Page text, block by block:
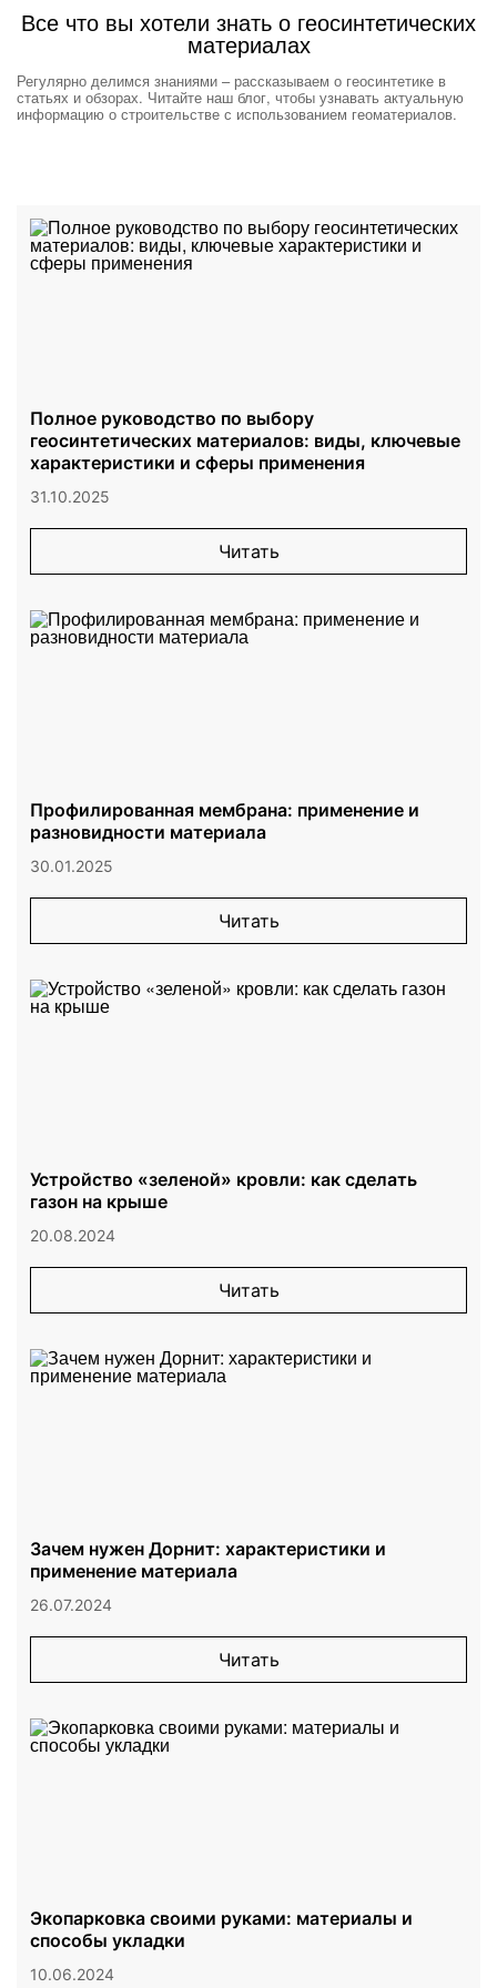
Все что вы хотели знать о геосинтетических
материалах
Регулярно делимся знаниями – рассказываем о геосинтетике в
статьях и обзорах. Читайте наш блог, чтобы узнавать актуальную
информацию о строительстве с использованием геоматериалов.
Полное руководство по выбору
геосинтетических материалов: виды, ключевые
характеристики и сферы применения
31.10.2025
Читать
Профилированная мембрана: применение и
разновидности материала
30.01.2025
Читать
Устройство «зеленой» кровли: как сделать
газон на крыше
20.08.2024
Читать
Зачем нужен Дорнит: характеристики и
применение материала
26.07.2024
Читать
Экопарковка своими руками: материалы и
способы укладки
10.06.2024